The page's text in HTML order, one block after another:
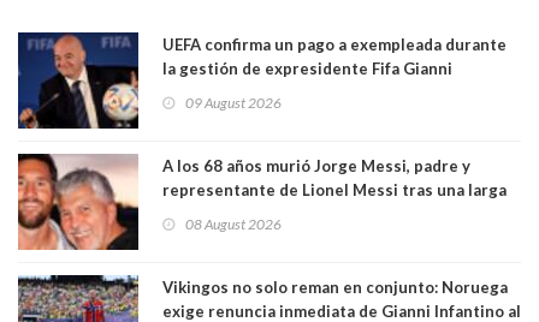
UEFA confirma un pago a exempleada durante
la gestión de expresidente Fifa Gianni
relación sentimental
09 August 2026
A los 68 años murió Jorge Messi, padre y
representante de Lionel Messi tras una larga
08 August 2026
Vikingos no solo reman en conjunto: Noruega
exige renuncia inmediata de Gianni Infantino al